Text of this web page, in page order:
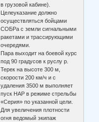
в грузовой кабине).
Целеуказание должно
осуществляться бойцами
СОБРа с земли сигнальными
ракетами и трассирующими
очередями.
Пара выходит на боевой курс
под 90 градусов к руслу р.
Терек на высоте 300 м,
скорости 200 км/ч и с
удаления 3500 м выполняет
пуск НАР в режиме стрельбы
«Серия» по указанной цели.
Для увеличения плотности
огня ведомый экипаж